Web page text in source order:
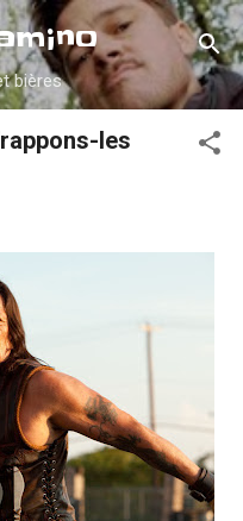
principal
bières
les